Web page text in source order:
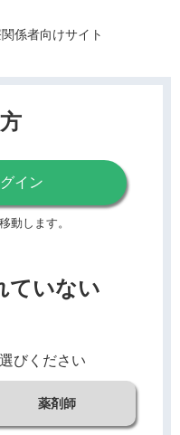
係者向けサイト
イン
動します。
ていない
びください
薬剤師